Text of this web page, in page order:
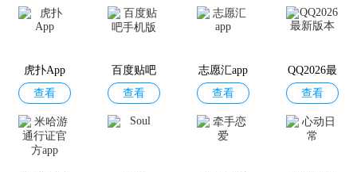
华为亿企
飞
查看
HMS Core
查看
黄大年茶
思屋
查看
华为应用
市场
查看
华为游戏
中心
查看
华为云app
华为阅读
查看
智慧生活A
pp
查看
虎扑App
查看
百度贴吧
手机版
查看
志愿汇app
查看
QQ2026最
新版本
查看